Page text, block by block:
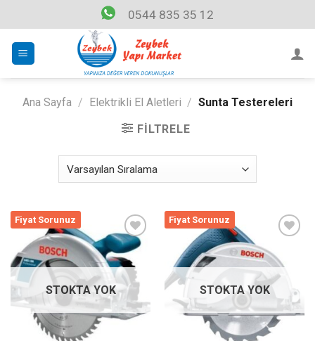
to
content
0544 835 35 12
Ana Sayfa / Elektrikli El Aletleri / Sunta Testereleri
FILTRELE
Fiyat Sorunuz
Listeme
Ekle
STOKTA YOK
Fiyat Sorunuz
Listeme
Ekle
STOKTA YOK